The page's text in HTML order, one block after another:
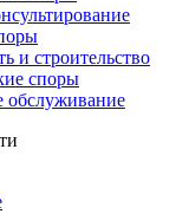
и строительство
споры
обслуживание